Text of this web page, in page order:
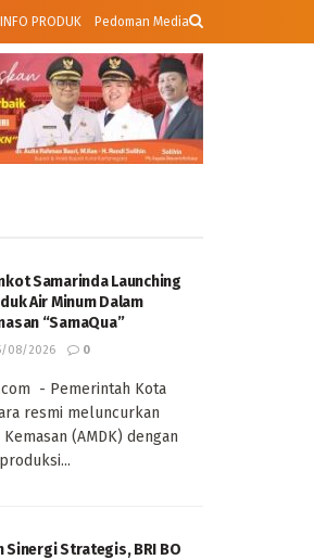
INFO PRODUK Pedoman Media
Samarinda Launching
Air Minum Dalam
“SamaQua”
08/2026 0
- Pemerintah Kota
resmi meluncurkan
(AMDK) dengan
Sinergi Strategis, BRI BO